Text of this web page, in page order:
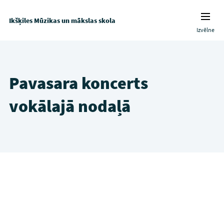
Ikšķiles Mūzikas un mākslas skola
Izvēlne
Pavasara koncerts
vokālajā nodaļā